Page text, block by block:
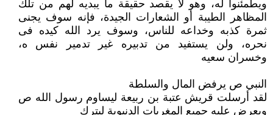
ويطمئنوا له، وهو لا يقصد حقيقة ما يبديه لهم من تلك
المظاهر الطيبة أو الشعارات ‏الجيدة، فإنه سوف يجنى
ثمرة كذبه وخداعه للناس، وسوف يرد الله كيده فى
نحره، ولن يستفيد من ‏تدبيره غير تدمير نفس ه،
وخسران سعيه
النبي ص يرفض المال والسلطة
لقد أرسلت قريش عتبة بن ربيعة ليساوم رسول الله ص
ويعرض عليه جميع المغريات الدنيوية ليترك